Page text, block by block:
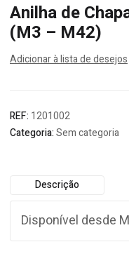
Anilha de
(M3 – M42)
Adicionar à lista de desejos
REF: 1201002
Categoria:Sem categoria
Descrição
Disponível desde